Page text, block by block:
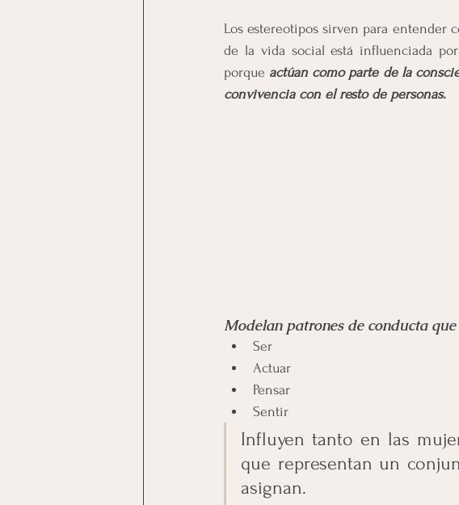
Los estereotipos sirven para entender
de la vida social está influenciada
porque actúan como parte de la
convivencia con el resto de personas.
Modelan patrones de conducta
Ser
Actuar
Pensar
Sentir
Influyen tanto en las
que representan un
asignan.